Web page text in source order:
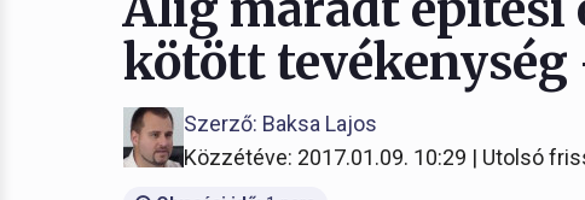
kötött tevékenység
Szerző: Baksa Lajos
Közzétéve: 2017.01.09. 10:29 | Utolsó